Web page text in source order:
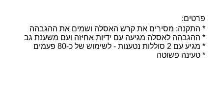
פרטים:
* התקנה: מסירים את קרש האסלה ושמים את ההגבהה
* ההגבהה לאסלה מגיעה עם ידיות אחיזה ועם משענת גב
* מגיע עם 2 סוללות נטענות - לשימוש של כ-80 פעמים
* טעינה פשוטה